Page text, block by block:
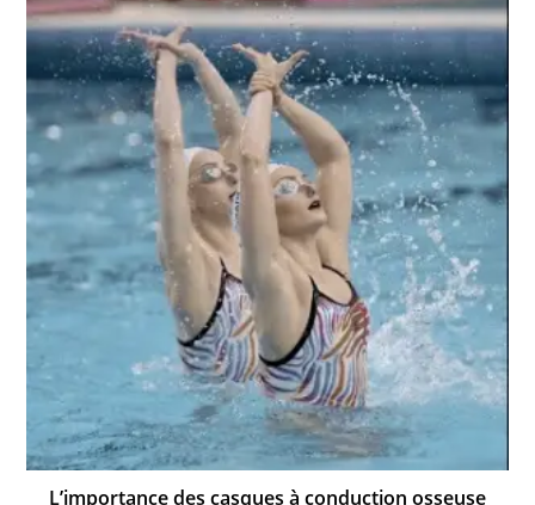
L’importance des casques à conduction osseuse